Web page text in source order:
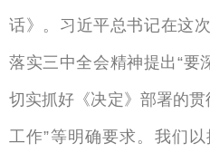
话》。习近平总书记在这
落实三中全会精神提出“要
切实抓好《决定》部署的贯
工作”等明确要求。我们